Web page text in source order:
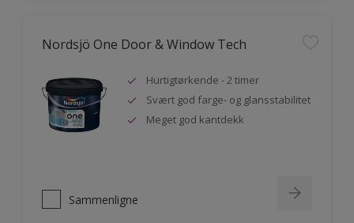
Nordsjö One Door & Window Tech
Hurtigtørkende - 2 timer
Svært god farge- og glansstabilitet
Meget god kantdekk
Sammenligne